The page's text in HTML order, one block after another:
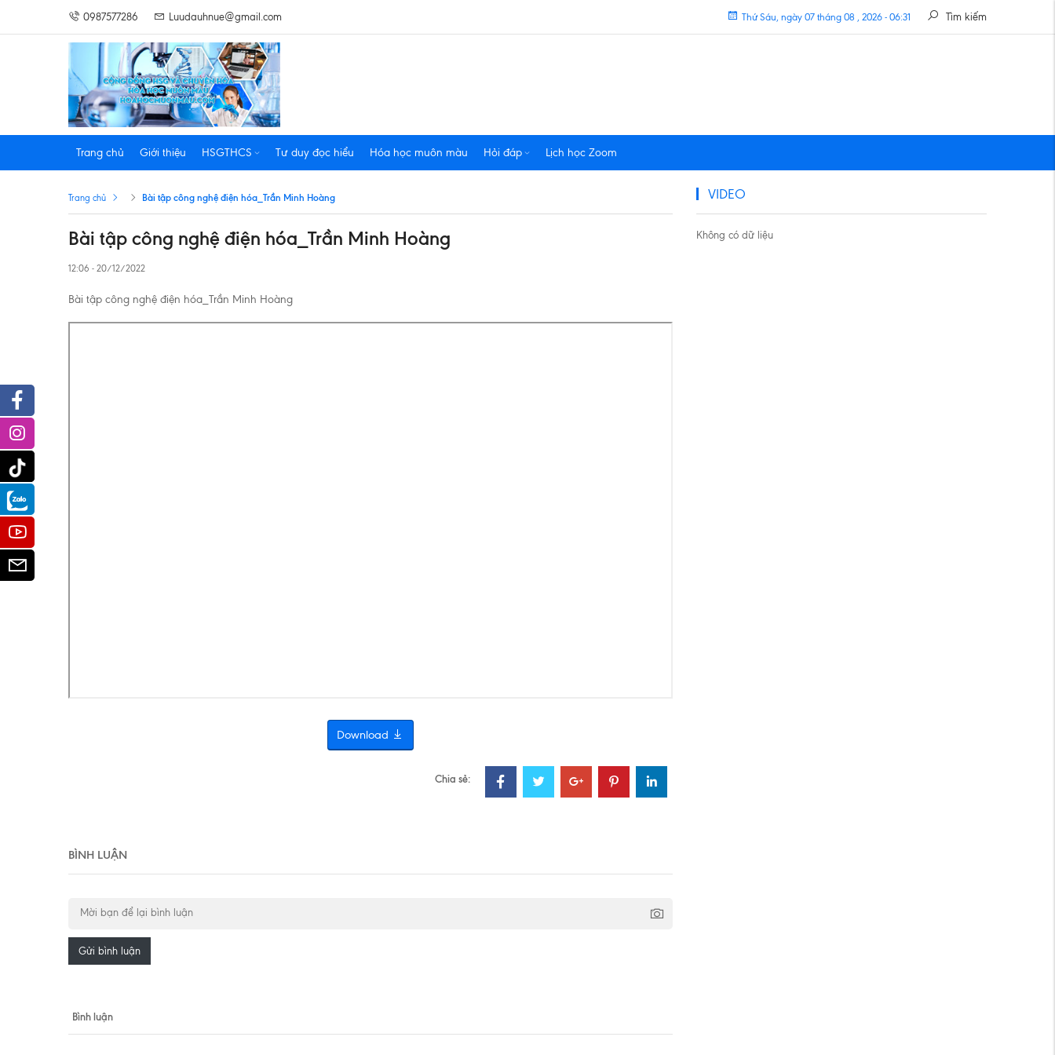
0987577286 Luudauhnue@gmail.com Tìm kiếm
Thứ Sáu, ngày 07 tháng 08 , 2026 - 06:31
Trang chủ Giới thiệu HSGTHCS Tư duy đọc hiểu Hóa học muôn màu Hỏi đáp Lịch học Zoom
Trang chủ Bài tập công nghệ điện hóa_Trần Minh Hoàng
Bài tập công nghệ điện hóa_Trần Minh Hoàng
12:06 - 20/12/2022
Bài tập công nghệ điện hóa_Trần Minh Hoàng
Download
Chia sẻ:
BÌNH LUẬN
Gửi bình luận
Bình luận
VIDEO
Không có dữ liệu